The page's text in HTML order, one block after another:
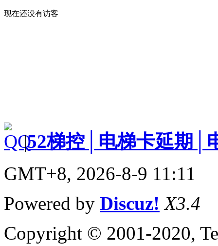
现在还没有访客
|52梯控│电梯卡延期│
GMT+8, 2026-8-9 11:11
Powered by Discuz! X3.4
Copyright © 2001-2020,